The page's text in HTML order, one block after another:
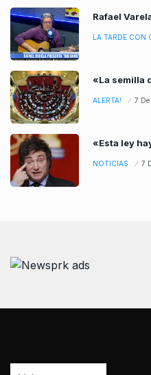
Rafael
LA TARDE CON
«La semilla
ALERTA! 7
«Esta ley
NOTICIAS 7